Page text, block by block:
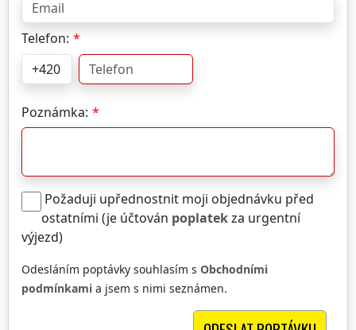
Telefon:
Poznámka:
Požaduji upřednostnit moji objednávku před
ostatními (je účtován poplatekza urgentní
výjezd)
Odesláním poptávky souhlasím s Obchodními
podmínkami a jsem s nimi seznámen.